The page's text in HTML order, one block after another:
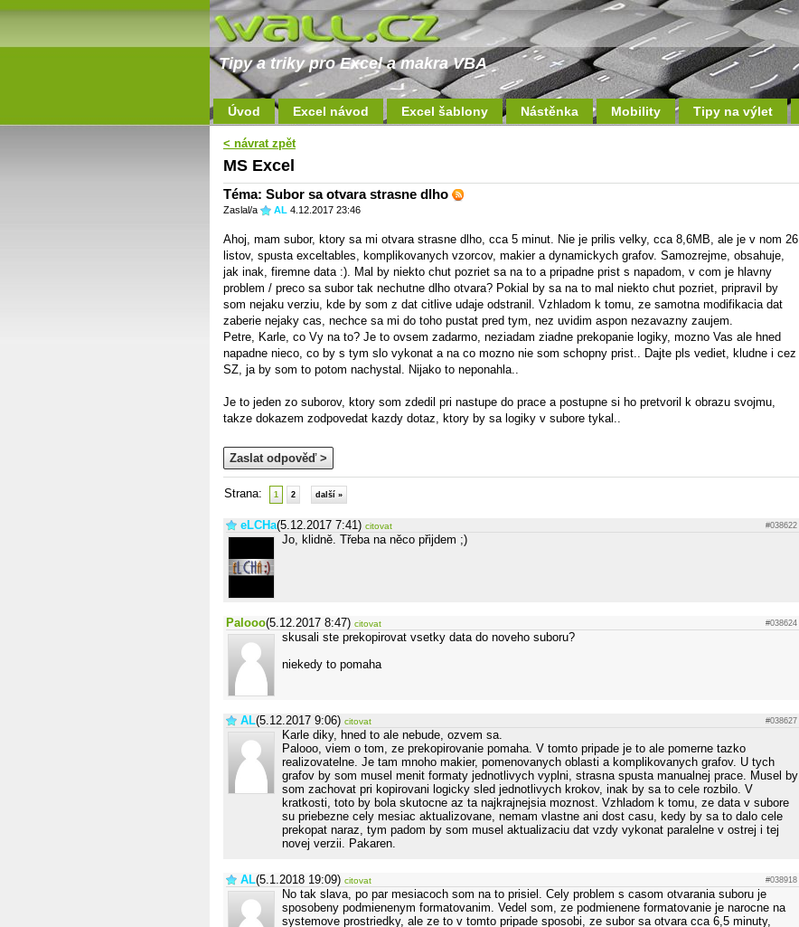
Tipy a triky pro Excel a makra VBA
Úvod Excel návod Excel šablony Nástěnka Mobility Tipy na výlet
< návrat zpět
MS Excel
Téma: Subor sa otvara strasne dlho
Zaslal/a AL 4.12.2017 23:46
Ahoj, mam subor, ktory sa mi otvara strasne dlho, cca 5 minut. Nie je prilis velky, cca 8,6MB, ale je v nom 26
listov, spusta exceltables, komplikovanych vzorcov, makier a dynamickych grafov. Samozrejme, obsahuje,
jak inak, firemne data :). Mal by niekto chut pozriet sa na to a pripadne prist s napadom, v com je hlavny
problem / preco sa subor tak nechutne dlho otvara? Pokial by sa na to mal niekto chut pozriet, pripravil by
som nejaku verziu, kde by som z dat citlive udaje odstranil. Vzhladom k tomu, ze samotna modifikacia dat
zaberie nejaky cas, nechce sa mi do toho pustat pred tym, nez uvidim aspon nezavazny zaujem.
Petre, Karle, co Vy na to? Je to ovsem zadarmo, neziadam ziadne prekopanie logiky, mozno Vas ale hned
napadne nieco, co by s tym slo vykonat a na co mozno nie som schopny prist.. Dajte pls vediet, kludne i cez
SZ, ja by som to potom nachystal. Nijako to neponahla..
Je to jeden zo suborov, ktory som zdedil pri nastupe do prace a postupne si ho pretvoril k obrazu svojmu,
takze dokazem zodpovedat kazdy dotaz, ktory by sa logiky v subore tykal..
Zaslat odpověď >
Strana: 1 2 další »
eLCHa(5.12.2017 7:41) citovat #038622
Jo, klidně. Třeba na něco přijdem ;)
Palooo(5.12.2017 8:47) citovat #038624
skusali ste prekopirovat vsetky data do noveho suboru?
niekedy to pomaha
AL(5.12.2017 9:06) citovat #038627
Karle diky, hned to ale nebude, ozvem sa.
Palooo, viem o tom, ze prekopirovanie pomaha. V tomto pripade je to ale pomerne tazko
realizovatelne. Je tam mnoho makier, pomenovanych oblasti a komplikovanych grafov. U tych
grafov by som musel menit formaty jednotlivych vyplni, strasna spusta manualnej prace. Musel by
som zachovat pri kopirovani logicky sled jednotlivych krokov, inak by sa to cele rozbilo. V
kratkosti, toto by bola skutocne az ta najkrajnejsia moznost. Vzhladom k tomu, ze data v subore
su priebezne cely mesiac aktualizovane, nemam vlastne ani dost casu, kedy by sa to dalo cele
prekopat naraz, tym padom by som musel aktualizaciu dat vzdy vykonat paralelne v ostrej i tej
novej verzii. Pakaren.
AL(5.1.2018 19:09) citovat #038918
No tak slava, po par mesiacoch som na to prisiel. Cely problem s casom otvarania suboru je
sposobeny podmienenym formatovanim. Vedel som, ze podmienene formatovanie je narocne na
systemove prostriedky, ale ze to v tomto pripade sposobi, ze subor sa otvara cca 6,5 minuty,